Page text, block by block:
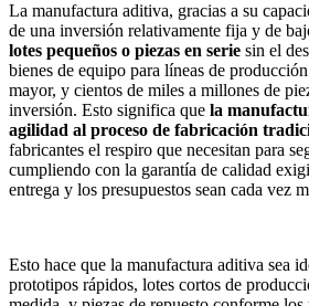
La manufactura aditiva, gracias a su
de una inversión relativamente fija y de
lotes pequeños o piezas en serie sin el
bienes de equipo para líneas de
mayor, y cientos de miles a millones de
inversión. Esto significa que la
agilidad al proceso de fabricación
fabricantes el respiro que necesitan para
cumpliendo con la garantía de calidad
entrega y los presupuestos sean cada vez
Esto hace que la manufactura aditiva sea
prototipos rápidos, lotes cortos de